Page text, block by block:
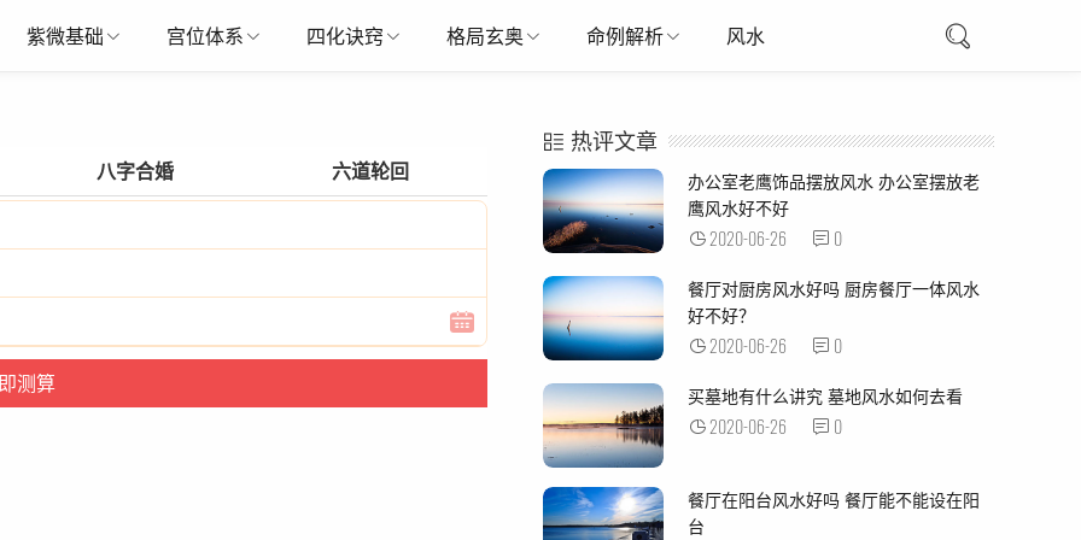
紫微基础 宫位体系 四化诀窍 格局玄奥 命例解析 风水
八字合婚 六道轮回
热评文章
办公室老鹰饰品摆放风水 办公室摆放老
鹰风水好不好
2020-06-26 0
餐厅对厨房风水好吗 厨房餐厅一体风水
好不好？
2020-06-26 0
买墓地有什么讲究 墓地风水如何去看
2020-06-26 0
餐厅在阳台风水好吗 餐厅能不能设在阳
台